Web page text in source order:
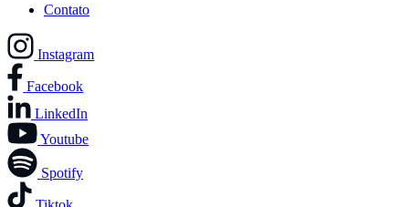
Contato
Instagram
Facebook
LinkedIn
Youtube
Spotify